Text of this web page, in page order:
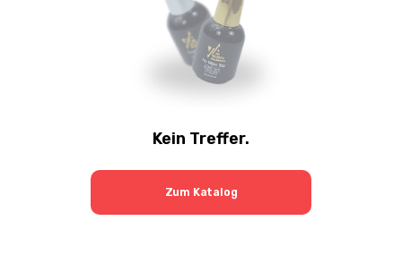
Kein Treffer.
Zum Katalog